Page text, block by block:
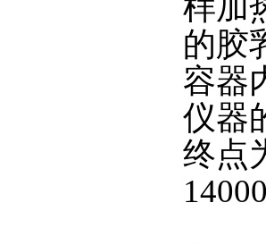
样加
的胶
容器
仪器
终点